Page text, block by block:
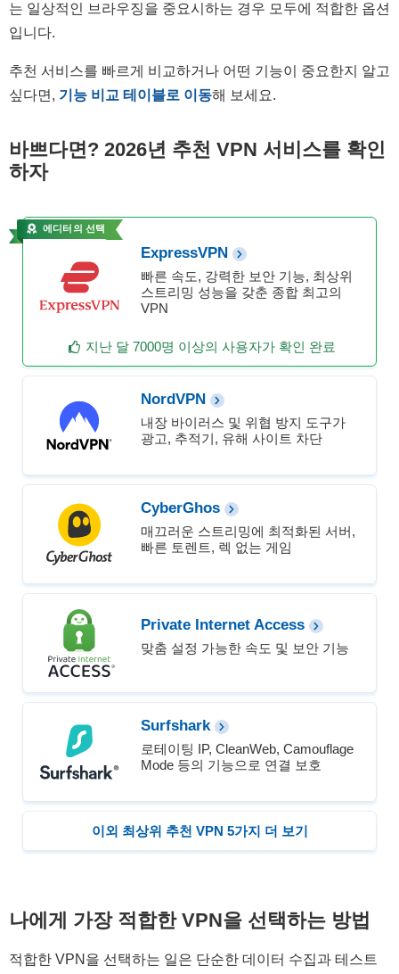
는 일상적인 브라우징을 중요시하는 경우 모두에 적합한 옵션
입니다.
추천 서비스를 빠르게 비교하거나 어떤 기능이 중요한지 알고
싶다면, 기능 비교 테이블로 이동해 보세요.
바쁘다면? 2026년 추천 VPN 서비스를 확인
하자
에디터의 선택
ExpressVPN
빠른 속도, 강력한 보안 기능, 최상위
스트리밍 성능을 갖춘 종합 최고의
VPN
지난 달 7000명 이상의 사용자가 확인 완료
NordVPN
내장 바이러스 및 위협 방지 도구가
광고, 추적기, 유해 사이트 차단
CyberGhos
매끄러운 스트리밍에 최적화된 서버,
빠른 토렌트, 렉 없는 게임
Private Internet Access
맞춤 설정 가능한 속도 및 보안 기능
Surfshark
로테이팅 IP, CleanWeb, Camouflage
Mode 등의 기능으로 연결 보호
이외 최상위 추천 VPN 5가지 더 보기
나에게 가장 적합한 VPN을 선택하는 방법
적합한 VPN을 선택하는 일은 단순한 데이터 수집과 테스트